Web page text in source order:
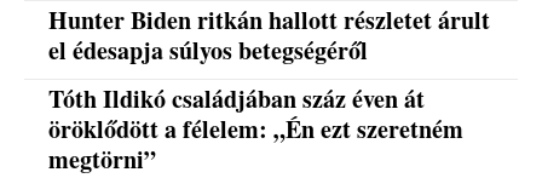
Hunter Biden ritkán hallott részletet árult
el édesapja súlyos betegségéről
Tóth Ildikó családjában száz éven át
öröklődött a félelem: „Én ezt szeretném
megtörni”